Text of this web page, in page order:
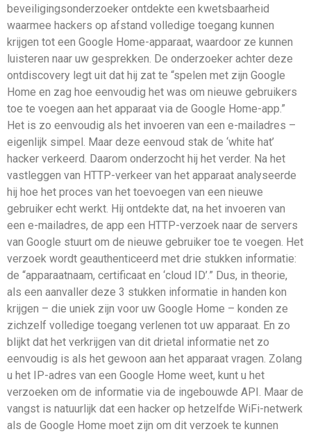
beveiligingsonderzoeker ontdekte een kwetsbaarheid
waarmee hackers op afstand volledige toegang kunnen
krijgen tot een Google Home-apparaat, waardoor ze kunnen
luisteren naar uw gesprekken. De onderzoeker achter deze
ontdiscovery legt uit dat hij zat te “spelen met zijn Google
Home en zag hoe eenvoudig het was om nieuwe gebruikers
toe te voegen aan het apparaat via de Google Home-app.”
Het is zo eenvoudig als het invoeren van een e-mailadres –
eigenlijk simpel. Maar deze eenvoud stak de ‘white hat’
hacker verkeerd. Daarom onderzocht hij het verder. Na het
vastleggen van HTTP-verkeer van het apparaat analyseerde
hij hoe het proces van het toevoegen van een nieuwe
gebruiker echt werkt. Hij ontdekte dat, na het invoeren van
een e-mailadres, de app een HTTP-verzoek naar de servers
van Google stuurt om de nieuwe gebruiker toe te voegen. Het
verzoek wordt geauthenticeerd met drie stukken informatie:
de “apparaatnaam, certificaat en ‘cloud ID’.” Dus, in theorie,
als een aanvaller deze 3 stukken informatie in handen kon
krijgen – die uniek zijn voor uw Google Home – konden ze
zichzelf volledige toegang verlenen tot uw apparaat. En zo
blijkt dat het verkrijgen van dit drietal informatie net zo
eenvoudig is als het gewoon aan het apparaat vragen. Zolang
u het IP-adres van een Google Home weet, kunt u het
verzoeken om de informatie via de ingebouwde API. Maar de
vangst is natuurlijk dat een hacker op hetzelfde WiFi-netwerk
als de Google Home moet zijn om dit verzoek te kunnen